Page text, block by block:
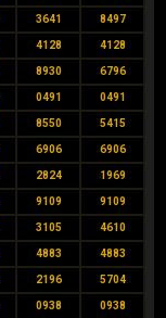
3641 8497
4128 4128
8930 6796
0491 0491
8550 5415
6906 6906
2824 1969
9109 9109
3105 4610
4883 4883
2196 5704
0938 0938